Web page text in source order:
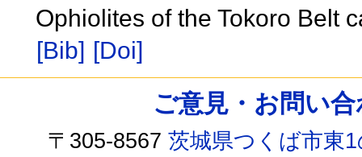
Ophiolites of the Tokoro Belt
[Bib] [Doi]
ご意見・お問い
〒305-8567茨城県つくば市東